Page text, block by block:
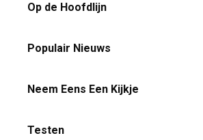
Op de Hoofdlijn
Populair Nieuws
Neem Eens Een Kijkje
Testen